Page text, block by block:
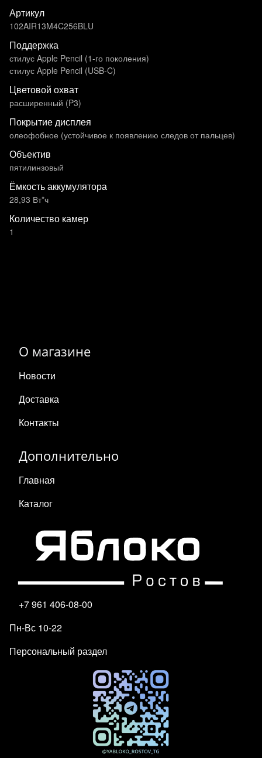
Артикул
102AIR13M4C256BLU
Поддержка
стилус Apple Pencil (1-го поколения)
стилус Apple Pencil (USB‑C)
Цветовой охват
расширенный (P3)
Покрытие дисплея
олеофобное (устойчивое к появлению следов от пальцев)
Объектив
пятилинзовый
Ёмкость аккумулятора
28,93 Вт*ч
Количество камер
1
О магазине
Новости
Доставка
Контакты
Дополнительно
Главная
Каталог
+7 961 406-08-00
Пн-Вс 10-22
Персональный раздел